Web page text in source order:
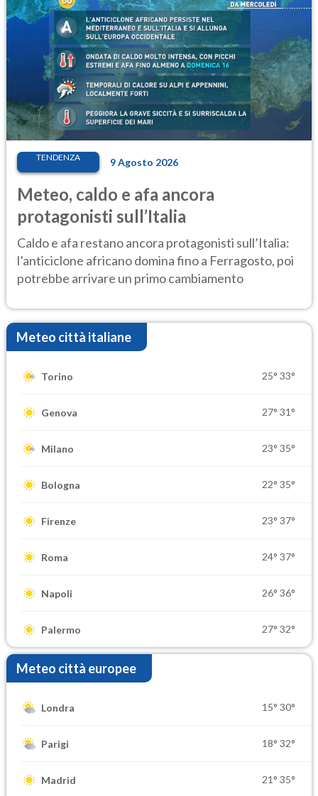
TENDENZA 9 Agosto 2026
Meteo, caldo e afa ancora
protagonisti sull’Italia
Caldo e afa restano ancora protagonisti sull’Italia:
l’anticiclone africano domina fino a Ferragosto, poi
potrebbe arrivare un primo cambiamento
Meteo città italiane
Torino 25° 33°
Genova 27° 31°
Milano 23° 35°
Bologna 22° 35°
Firenze 23° 37°
Roma 24° 37°
Napoli 26° 36°
Palermo 27° 32°
Meteo città europee
Londra 15° 30°
Parigi 18° 32°
Madrid 21° 35°